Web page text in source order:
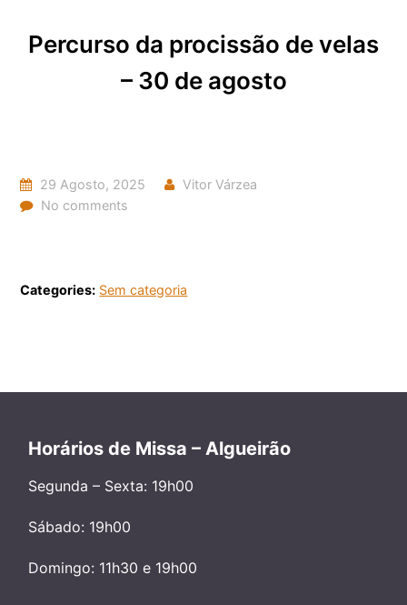
Percurso da procissão de velas
– 30 de agosto
29 Agosto, 2025
Vitor Várzea
No comments
Categories: Sem categoria
Horários de Missa – Algueirão
Segunda – Sexta: 19h00
Sábado: 19h00
Domingo: 11h30 e 19h00